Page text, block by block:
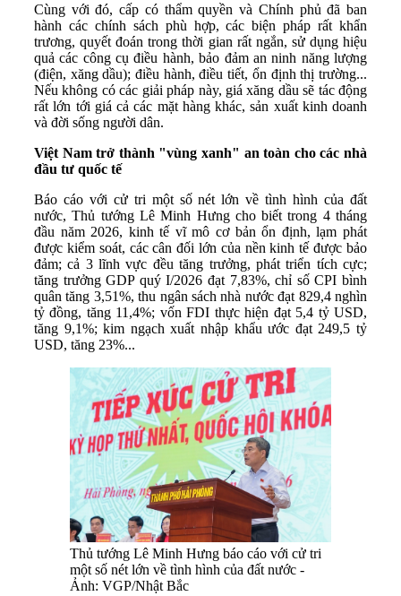
Cùng với đó, cấp có thẩm quyền và Chính phủ đã ban
hành các chính sách phù hợp, các biện pháp rất khẩn
trương, quyết đoán trong thời gian rất ngắn, sử dụng hiệu
quả các công cụ điều hành, bảo đảm an ninh năng lượng
(điện, xăng dầu); điều hành, điều tiết, ổn định thị trường...
Nếu không có các giải pháp này, giá xăng dầu sẽ tác động
rất lớn tới giá cả các mặt hàng khác, sản xuất kinh doanh
và đời sống người dân.
Việt Nam trở thành "vùng xanh" an toàn cho các nhà
đầu tư quốc tế
Báo cáo với cử tri một số nét lớn về tình hình của đất
nước, Thủ tướng Lê Minh Hưng cho biết trong 4 tháng
đầu năm 2026, kinh tế vĩ mô cơ bản ổn định, lạm phát
được kiểm soát, các cân đối lớn của nền kinh tế được bảo
đảm; cả 3 lĩnh vực đều tăng trưởng, phát triển tích cực;
tăng trưởng GDP quý I/2026 đạt 7,83%, chỉ số CPI bình
quân tăng 3,51%, thu ngân sách nhà nước đạt 829,4 nghìn
tỷ đồng, tăng 11,4%; vốn FDI thực hiện đạt 5,4 tỷ USD,
tăng 9,1%; kim ngạch xuất nhập khẩu ước đạt 249,5 tỷ
USD, tăng 23%...
Thủ tướng Lê Minh Hưng báo cáo với cử tri
một số nét lớn về tình hình của đất nước -
Ảnh: VGP/Nhật Bắc